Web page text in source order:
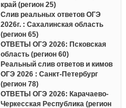
край (регион 25)
Слив реальных ответов ОГЭ
2026г. : Сахалинская область
(регион 65)
ОТВЕТЫ ОГЭ 2026: Псковская
область (регион 60)
Реальный слив ответов и кимов
ОГЭ 2026 : Санкт-Петербург
(регион 78)
ОТВЕТЫ ОГЭ 2026: Карачаево-
Черкесская Республика (регион